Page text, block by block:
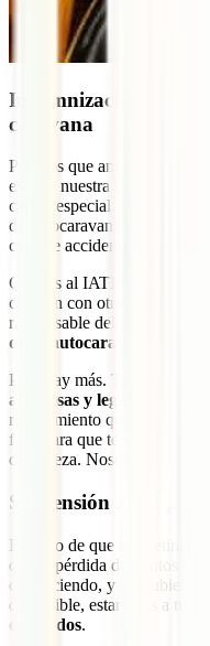
Indemnización y
caravana
Para los que amamos el
es solo nuestra casa es algo
cariño especial. Por ello
de autocaravanas las
caso de accidentes.
Gracias al IATI Camper, lo
colisión con otro vehículo y
responsable del accidente,
de tu autocaravana y los de
Pero hay más. También nos
amistosas y legales
resarcimiento que te
fácil para que te olvides
de cabeza. Nosotros nos
Suspensión de tu
En caso de que una retirada
que la pérdida de puntos en
conduciendo, y no hubiera
disponible, estaremos a tu
derivados.